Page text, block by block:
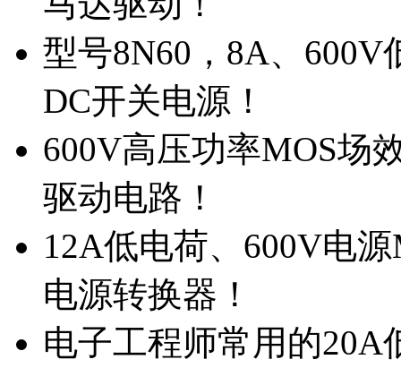
型号8N60，8A、
DC开关电源！
600V高压功率MOS场
驱动电路！
12A低电荷、600V电
电源转换器！
电子工程师常用的20A